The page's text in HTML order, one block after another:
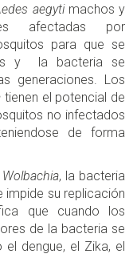
aegyti machos y
afectadas por
para que se
y la bacteria se
generaciones. Los
tienen el potencial de
no infectados
de forma
Wolbachia, la bacteria
impide su replicación
que cuando los
de la bacteria se
dengue, el Zika, el